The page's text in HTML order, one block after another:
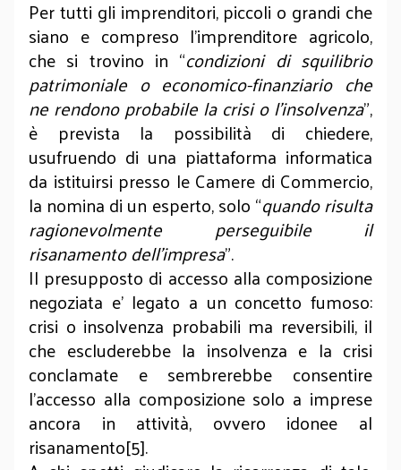
Per tutti gli imprenditori, piccoli o grandi che
siano e compreso l’imprenditore agricolo,
che si trovino in “condizioni di squilibrio
patrimoniale o economico-finanziario che
ne rendono probabile la crisi o l’insolvenza”,
è prevista la possibilità di chiedere,
usufruendo di una piattaforma informatica
da istituirsi presso le Camere di Commercio,
la nomina di un esperto, solo “quando risulta
ragionevolmente perseguibile il
risanamento dell’impresa”.
Il presupposto di accesso alla composizione
negoziata e’ legato a un concetto fumoso:
crisi o insolvenza probabili ma reversibili, il
che escluderebbe la insolvenza e la crisi
conclamate e sembrerebbe consentire
l’accesso alla composizione solo a imprese
ancora in attività, ovvero idonee al
risanamento[5].